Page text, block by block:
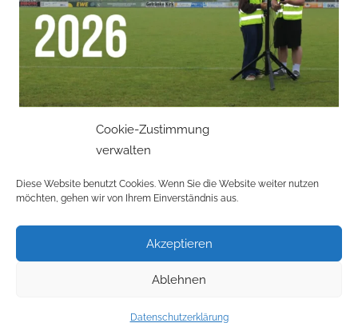
Cookie-Zustimmung
verwalten
Diese Website benutzt Cookies. Wenn Sie die Website weiter nutzen
möchten, gehen wir von Ihrem Einverständnis aus.
Akzeptieren
Ablehnen
Datenschutzerklärung
Mehr laden
Datenschutzerklärung
Impressum